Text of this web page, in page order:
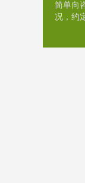
简单向
况，约